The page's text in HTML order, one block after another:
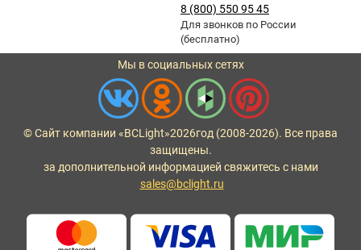
8 (800) 550 95 45
Для звонков по России
(бесплатно)
Мы в социальных сетях
© Сайт компании «BCLight»2026год (2008-2026). Все права
защищены.
за дополнительной информацией свяжитесь с нами
sales@bclight.ru